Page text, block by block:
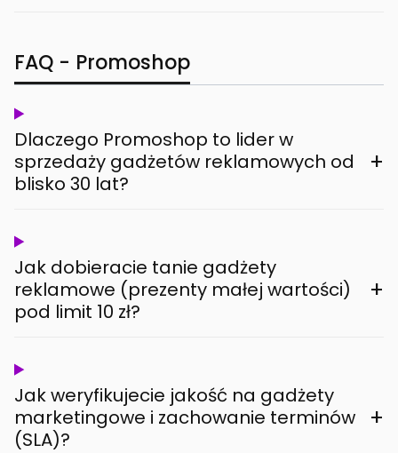
FAQ - Promoshop
Dlaczego Promoshop to lider w
sprzedaży gadżetów reklamowych od
blisko 30 lat?
+
Jak dobieracie tanie gadżety
reklamowe (prezenty małej wartości)
pod limit 10 zł?
+
Jak weryfikujecie jakość na gadżety
marketingowe i zachowanie terminów
(SLA)?
+